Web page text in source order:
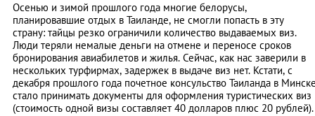
Осенью и зимой прошлого года многие белорусы,
планировавшие отдых в Таиланде, не смогли попасть в эту
страну: тайцы резко ограничили количество выдаваемых виз.
Люди теряли немалые деньги на отмене и переносе сроков
бронирования авиабилетов и жилья. Сейчас, как нас заверили в
нескольких турфирмах, задержек в выдаче виз нет. Кстати, с
декабря прошлого года почетное консульство Таиланда в
стало принимать документы для оформления туристических виз
(стоимость одной визы составляет 40 долларов плюс 20 рублей).